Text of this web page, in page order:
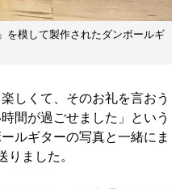
を模して製作されたダンボールギ
しくて、そのお礼を言おう
間が過ごせました」という
ルギターの写真と一緒にま
りました。